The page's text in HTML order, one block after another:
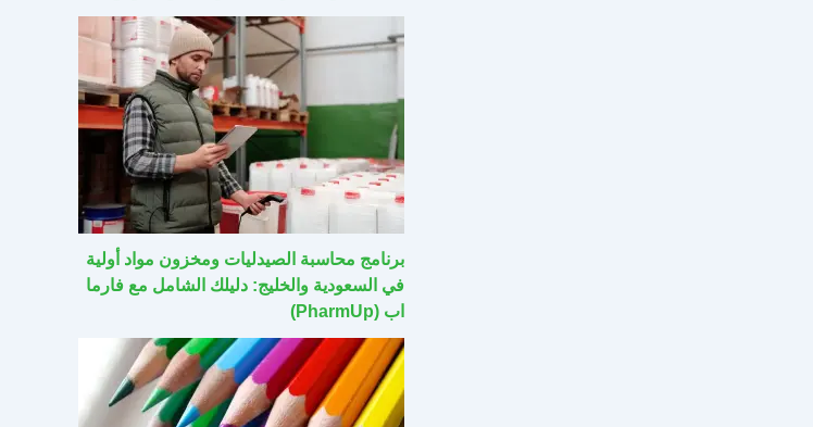
برنامج محاسبة الصيدليات ومخزون مواد أولية
في السعودية والخليج: دليلك الشامل مع فارما
اب (PharmUp)